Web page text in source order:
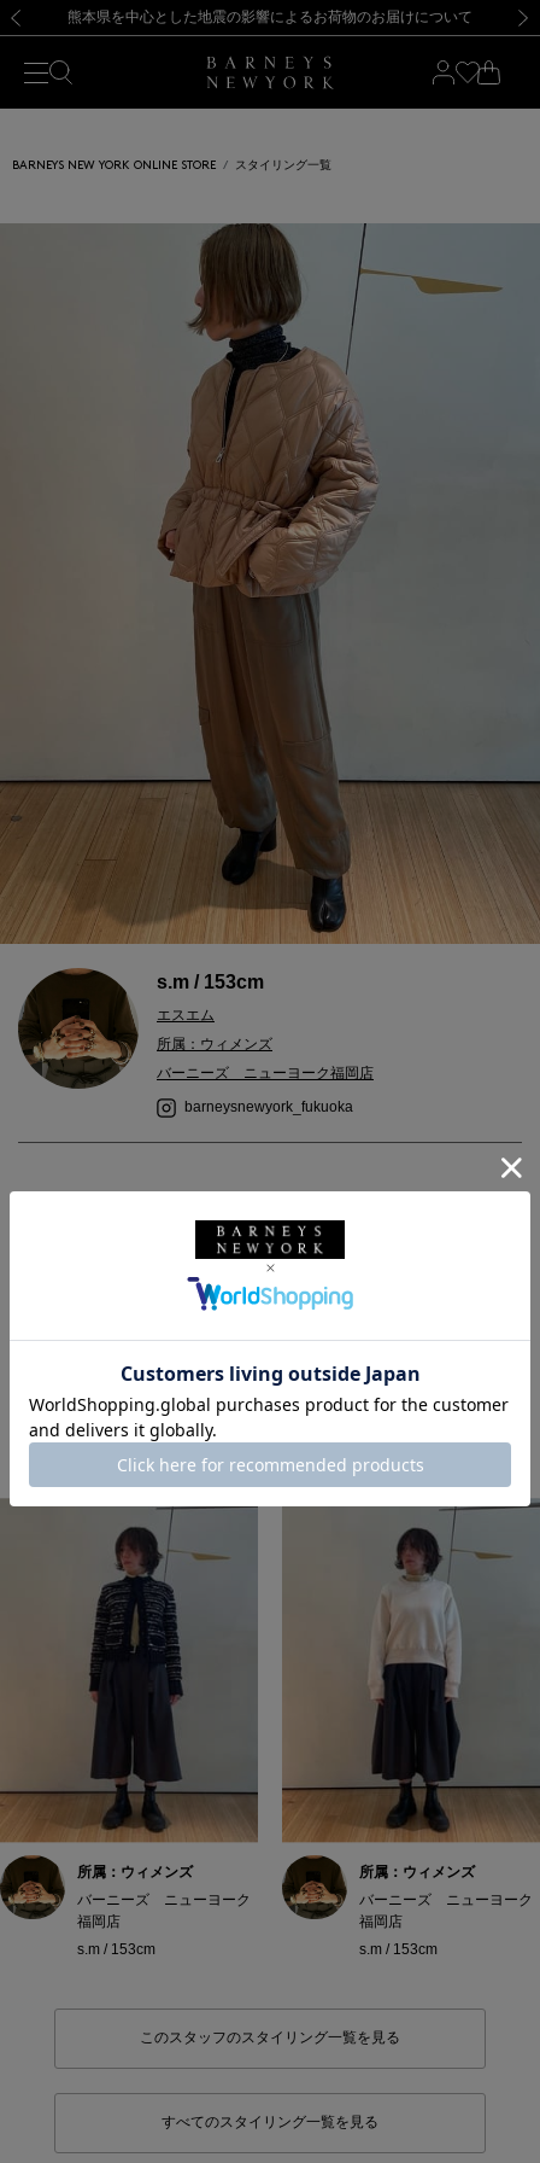
新規登録のお客様も対象！＜MY BARNEYS＞会員のお客様は11,000円（税込）以上のお買上げで常時送料無料！お買い物の際は会員登録を！
【夏季休業に伴う返品・交換承り一時停止のお知らせ】（2026.8.5）
熊本県を中心とした地震の影響によるお荷物のお届けについて
【開催中】SUMMER SALEのご案内・ご注意事項 新規登録のお客様も対象！＜MY BARNEYS＞会員のお客様は11,000円（税込）以上のお買上げで常時送料無料！お買い物の際は会員登録を！
【夏季休業に伴う返品・交換承り一時停止のお知らせ】（2026.8.5）
BARNEYS NEW YORK ONLINE STORE スタイリング一覧
s.m / 153cm
エスエム
所属：ウィメンズ
バーニーズ ニューヨーク福岡店
barneysnewyork_fukuoka
デザイン性のあるキルティングジャケットは着膨れし過ぎず、羽
織るだけでオシャレ感をアップできる1着です。
ウィメンズウェア ジャケット 秋冬シーズン
バーニーズ ニューヨーク福岡店 ガニー
このスタッフの他のスタイリング
所属：ウィメンズ
バーニーズ ニューヨーク
福岡店
s.m / 153cm
所属：ウィメンズ
バーニーズ ニューヨーク
福岡店
s.m / 153cm
このスタッフのスタイリング一覧を見る
すべてのスタイリング一覧を見る